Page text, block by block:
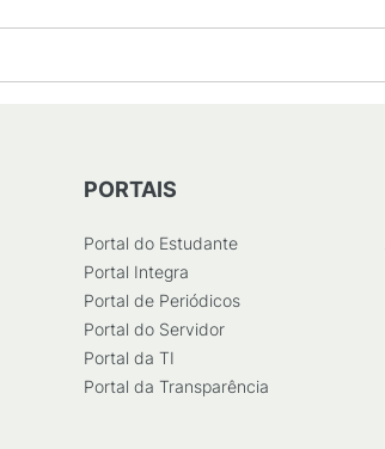
PORTAIS
Portal do Estudante
Portal Integra
Portal de Periódicos
Portal do Servidor
Portal da TI
Portal da Transparência